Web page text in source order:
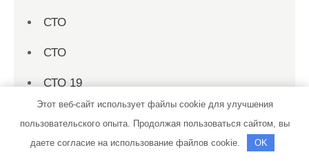
СТО
СТО
СТО 19
Стройматериалы в Локотках, магазин
Этот веб-сайт использует файлы cookie для улучшения
пользовательского опыта. Продолжая пользоваться сайтом, вы
даете согласие на использование файлов cookie.
OK